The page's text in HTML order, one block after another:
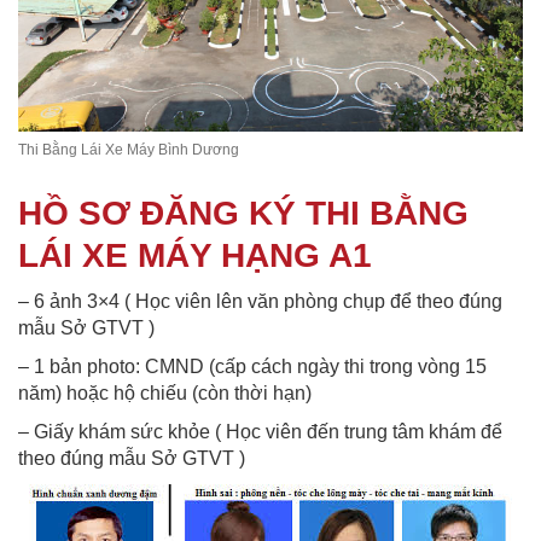
Thi Bằng Lái Xe Máy Bình Dương
HỒ SƠ ĐĂNG KÝ THI BẰNG
LÁI XE MÁY HẠNG A1
– 6 ảnh 3×4 ( Học viên lên văn phòng chụp để theo đúng
mẫu Sở GTVT )
– 1 bản photo: CMND (cấp cách ngày thi trong vòng 15
năm) hoặc hộ chiếu (còn thời hạn)
– Giấy khám sức khỏe ( Học viên đến trung tâm khám để
theo đúng mẫu Sở GTVT )